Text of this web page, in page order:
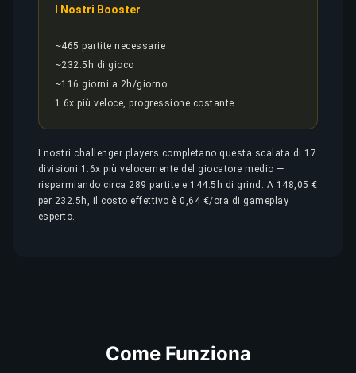
I Nostri Booster
~465 partite necessarie
~232.5h di gioco
~116 giorni a 2h/giorno
1.6x più veloce, progressione costante
I nostri challenger players completano questa scalata di 17
divisioni 1.6x più velocemente del giocatore medio —
risparmiando circa 289 partite e 144.5h di grind. A 148,05 €
per 232.5h, il costo effettivo è 0,64 €/ora di gameplay
esperto.
Come Funziona